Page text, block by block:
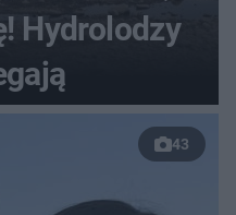
Hydrolodzy
43